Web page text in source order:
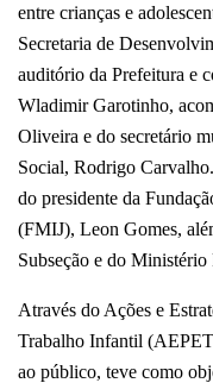
entre crianças e
Secretaria de
auditório da Prefeitura e
Wladimir Garotinho,
Oliveira e do secretário
Social, Rodrigo
do presidente da
(FMIJ), Leon Gomes,
Subseção e do
Através do Ações e
Trabalho Infantil
ao público, teve como